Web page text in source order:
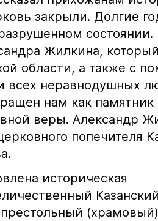
закрыли. Долгие
состоянии.
Жилкина,
области, а также с
всех неравнодушных
нам как памятник
веры. Александр
попечителя
историческая